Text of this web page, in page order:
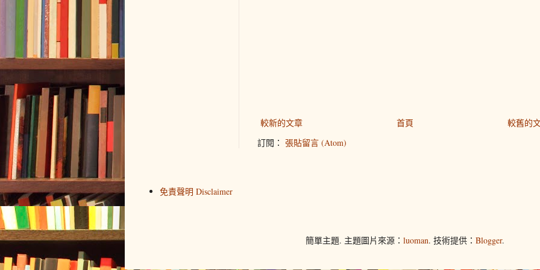
較新的文章 較舊的
首頁
訂閱： 張貼留言 (Atom)
免責聲明 Disclaimer
簡單主題. 主題圖片來源： luoman. 技術提供： Blogger.